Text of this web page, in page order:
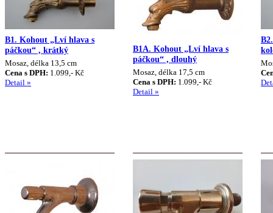
B1. Kohout „Lví hlava s
páčkou“ , krátký
Mosaz, délka 13,5 cm
Cena s DPH: 1.099,- Kč
Detail »
B1A. Kohout „Lví hlava s
páčkou“ , dlouhý
Mosaz, délka 17,5 cm
Cena s DPH: 1.099,- Kč
Detail »